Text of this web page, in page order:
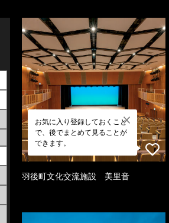
お気に入り登録しておくこと
で、後でまとめて見ることが
できます。
羽後町文化交流施設 美里音